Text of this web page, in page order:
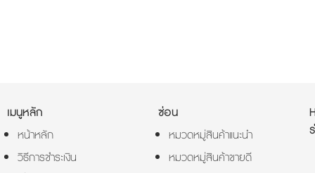
เมนูหลัก
หน้าหลัก
วิธีการชำระเงิน
ซ่อน
หมวดหมู่สินค้าแนะนำ
หมวดหมู่สินค้าขายดี